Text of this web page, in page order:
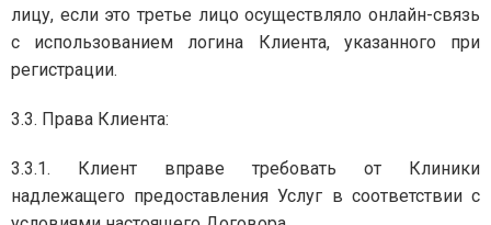
лицу, если это третье лицо осуществляло онлайн-связь
с использованием логина Клиента, указанного при
регистрации.
3.3. Права Клиента:
3.3.1. Клиент вправе требовать от Клиники
надлежащего предоставления Услуг в соответствии с